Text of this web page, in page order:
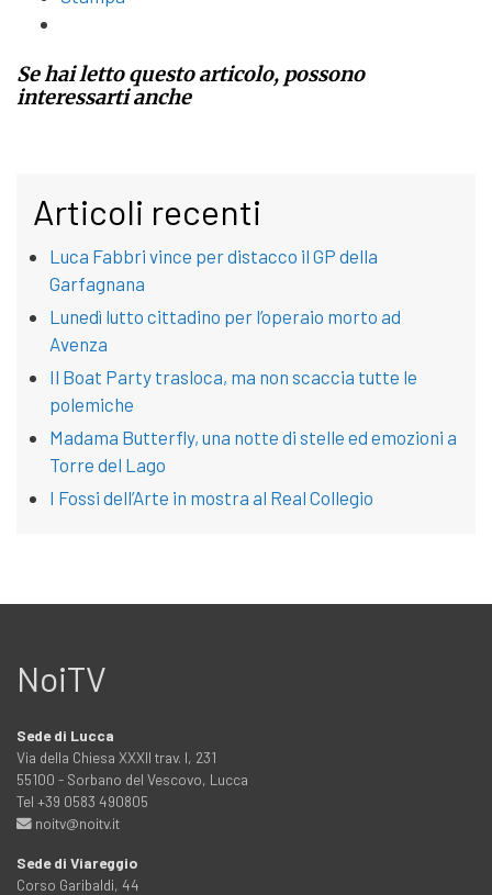
Se hai letto questo articolo, possono
interessarti anche
Articoli recenti
Luca Fabbri vince per distacco il GP della
Garfagnana
Lunedì lutto cittadino per l’operaio morto ad
Avenza
Il Boat Party trasloca, ma non scaccia tutte le
polemiche
Madama Butterfly, una notte di stelle ed emozioni a
Torre del Lago
I Fossi dell’Arte in mostra al Real Collegio
NoiTV
Sede di Lucca
Via della Chiesa XXXII trav. I, 231
55100 - Sorbano del Vescovo, Lucca
Tel +39 0583 490805
noitv@noitv.it
Sede di Viareggio
Corso Garibaldi, 44